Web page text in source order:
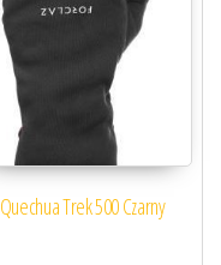
Quechua Trek 500 Czarny